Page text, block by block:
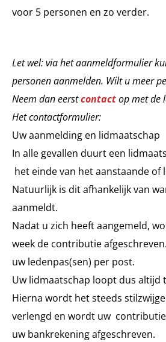
voor 5 personen en zo verder.
Let wel: via het aanmeldformulier
personen aanmelden. Wilt u meer
Neem dan eerstcontactop met de
Het contactformulier:
Uw aanmelding en lidmaatschap
In alle gevallen duurt een
het einde van het aanstaande of
Natuurlijk is dit afhankelijk van
aanmeldt.
Nadat u zich heeft aangemeld,
week de contributie
uw ledenpas(sen) per post.
Uw lidmaatschap loopt dus altijd
Hierna wordt het steeds
verlengd en wordt uw
uw bankrekening afgeschreven.